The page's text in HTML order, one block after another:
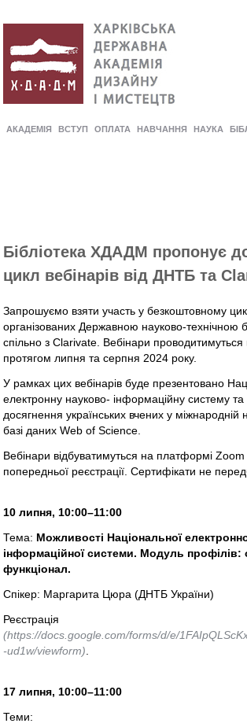
АКАДЕМІЯ ВСТУП ОПЛАТА НАВЧАННЯ НАУКА
Бібліотека ХДАДМ пропонує
цикл вебінарів від ДНТБ та
Запрошуємо взяти участь у безкоштовному
організованих Державною науково-технічною
спільно з Clarivate. Вебінари
протягом липня та серпня 2024 року.
У рамках цих вебінарів буде презентовано
електронну науково- інформаційну систему та
досягнення українських вчених у міжнародній
базі даних Web of Science.
Вебінари відбуватимуться на платформі
попередньої реєстрації. Сертифікати не
10 липня, 10:00–11:00
Тема: Можливості Національної
інформаційної системи. Модуль профілів:
функціонал.
Спікер: Маргарита Цюра (ДНТБ України)
Реєстрація
(https://docs.google.com/forms/d/e/
-ud1w/viewform)
17 липня, 10:00–11:00
Теми: